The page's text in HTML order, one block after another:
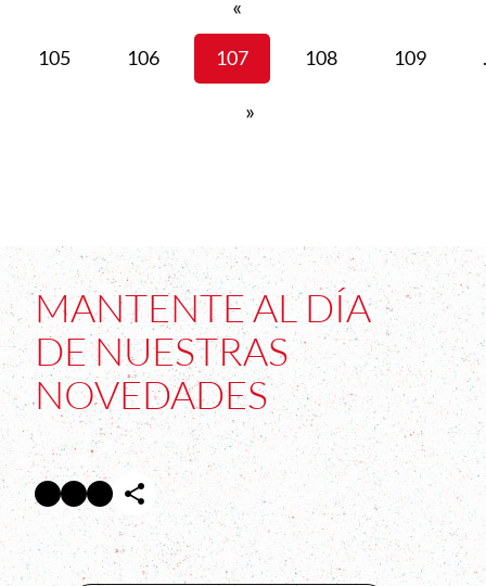
«
105 106 107 108 109
»
MANTENTE AL DÍA
DE NUESTRAS
NOVEDADES
Facebook Abre en nueva ventana
Twitter Abre en nueva ventana
InstagramAbre en nueva ventana